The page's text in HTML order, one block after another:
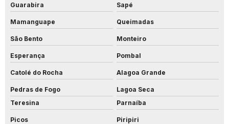
Guarabira Sapé
Mamanguape Queimadas
São Bento Monteiro
Esperança Pombal
Catolé do Rocha Alagoa Grande
Pedras de Fogo
Lagoa Seca
Teresina
Parnaíba
Picos Piripiri